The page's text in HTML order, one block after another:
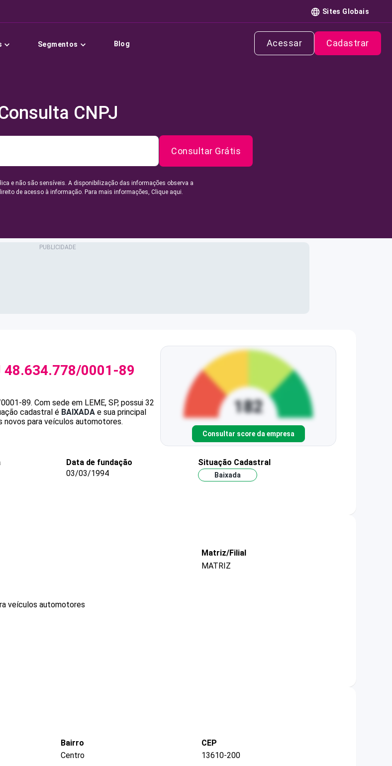
Sites Globais
Segmentos Blog Acessar Cadastrar
CNPJ
Consultar Grátis
e não são sensíveis. A disponibilização das informações observa a
de acesso à informação. Para mais informações, Clique aqui.
48.634.778/0001-89
89. Com sede em LEME, SP, possui 32
cadastral é BAIXADA e sua principal
novos para veículos automotores.
Consultar score da empresa
Data de fundação
03/03/1994
Situação Cadastral
Baixada
Matriz/Filial
MATRIZ
veículos automotores
Bairro
Centro
CEP
13610-200